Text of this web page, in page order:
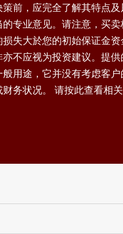
前，应完全了解其特点及
专业意见。请注意，买
失大於您的初始保证金
不应视为投资建议。提
用途，它并没有考虑客户
务状况。 请按此查看相